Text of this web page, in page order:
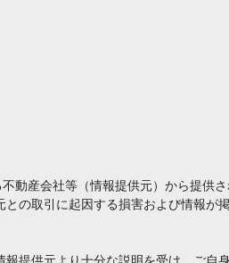
動産会社等（情報提供元）から提供
の取引に起因する損害および情報
提供元より十分な説明を受け、ご自